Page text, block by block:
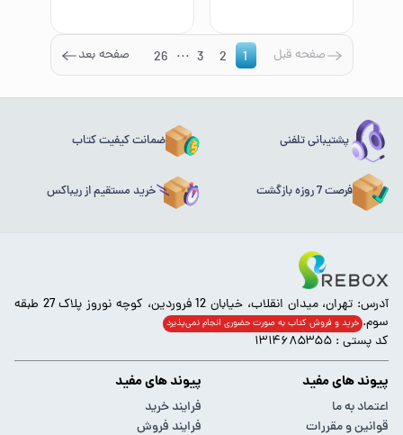
صفحه قبل 1
2
3
...
26 صفحه بعد
پشتیبانی تلفنی ضمانت کیفیت کتاب
فرصت 7 روزه بازگشت خرید مستقیم از ریباکس
آدرس: تهران، میدان انقلاب، خیابان 12 فروردین، کوچه نوروز پلاک 27 طبقه
سوم. خرید و فروش کتاب به صورت حضوری انجام‌ نمی‌پذیرد
کد پستی : ۱۳۱۴۶۸۵۳۵۵
پیوند های مفید
اعتماد به ما
قوانین و مقررات
پیوند های مفید
فرایند خرید
فرایند فروش